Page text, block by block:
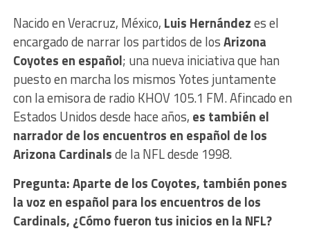
Nacido en Veracruz, México, Luis Hernándezes el
encargado de narrar los partidos de losArizona
Coyotes en español; una nueva iniciativa que han
puesto en marcha los mismos Yotes juntamente
con la emisora de radio KHOV 105.1 FM. Afincado en
Estados Unidos desde hace años, es también el
narrador de los encuentros en español de los
Arizona Cardinalsde la NFL desde 1998.
Pregunta: Aparte de los Coyotes, también pones
la voz en español para los encuentros de los
Cardinals, ¿Cómo fueron tus inicios en la NFL?